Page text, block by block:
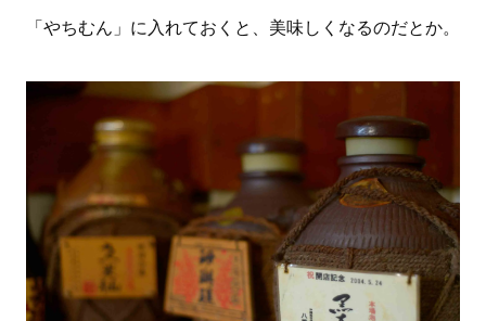
「やちむん」に入れておくと、美味しくなるのだとか。